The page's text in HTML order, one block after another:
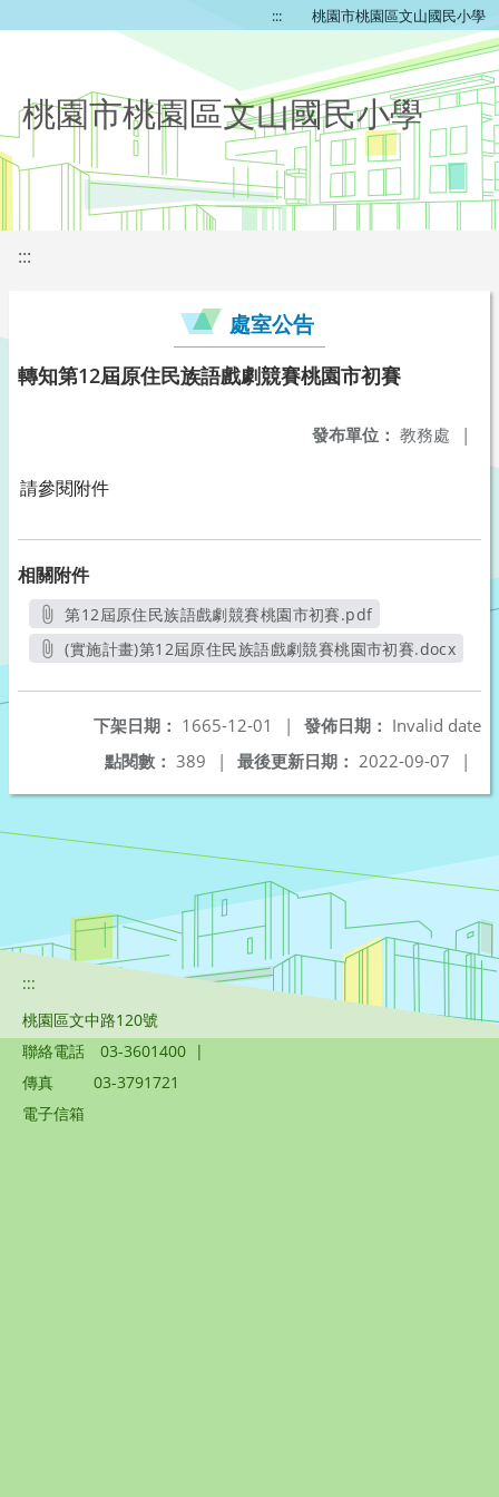
::: 桃園市桃園區文山國民小學
桃園市桃園區文山國民小學
:::
處室公告
轉知第12屆原住民族語戲劇競賽桃園市初賽
發布單位： 教務處 |
請參閱附件
相關附件
第12屆原住民族語戲劇競賽桃園市初賽.pdf
另開新視窗
(實施計畫)第12屆原住民族語戲劇競賽桃園市初賽.docx
發佈日期： Invalid date
下架日期： 1665-12-01
|
最後更新日期： 2022-09-07 |
點閱數： 389 |
:::
桃園區文中路120號
聯絡電話
03-3601400 |
傳真
03-3791721
電子信箱